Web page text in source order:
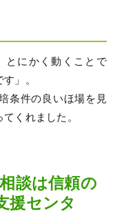
とにかく動くことで
」。
条件の良いほ場を見
くれました。
談は信頼の
援センタ